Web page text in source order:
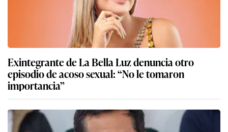
Exintegrante de La Bella Luz denuncia otro
episodio de acoso sexual: “No le tomaron
importancia”